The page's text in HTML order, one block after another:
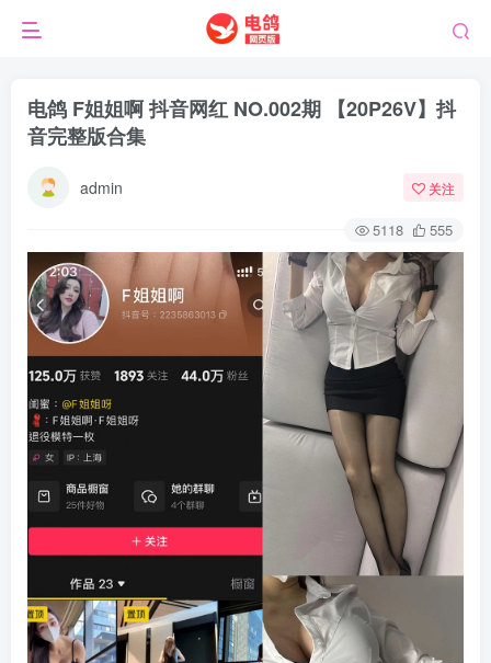
电鸽 F姐姐啊 抖音网红 NO.002期 【20P26V】抖
音完整版合集
admin 关注
5118 555